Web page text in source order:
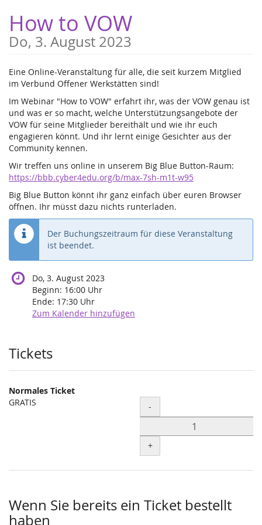
Haupt-
Inhalt
springen
How to VOW
Do, 3. August 2023
Eine Online-Veranstaltung für alle, die seit kurzem Mitglied
im Verbund Offener Werkstätten sind!
Im Webinar "How to VOW" erfahrt ihr, was der VOW genau ist
und was er so macht, welche Unterstützungsangebote der
VOW für seine Mitglieder bereithält und wie ihr euch
engagieren könnt. Und ihr lernt einige Gesichter aus der
Community kennen.
Wir treffen uns online in unserem Big Blue Button-Raum:
https://bbb.cyber4edu.org/b/max-7sh-m1t-w95
Big Blue Button könnt ihr ganz einfach über euren Browser
öffnen. Ihr müsst dazu nichts runterladen.
Der Buchungszeitraum für diese Veranstaltung
ist beendet.
Do, 3. August 2023
Beginn: 16:00 Uhr
Ende: 17:30 Uhr
Zum Kalender hinzufügen
Produkte
Tickets
Normales Ticket
GRATIS
Menge
-
+
Wenn Sie bereits ein Ticket bestellt
haben